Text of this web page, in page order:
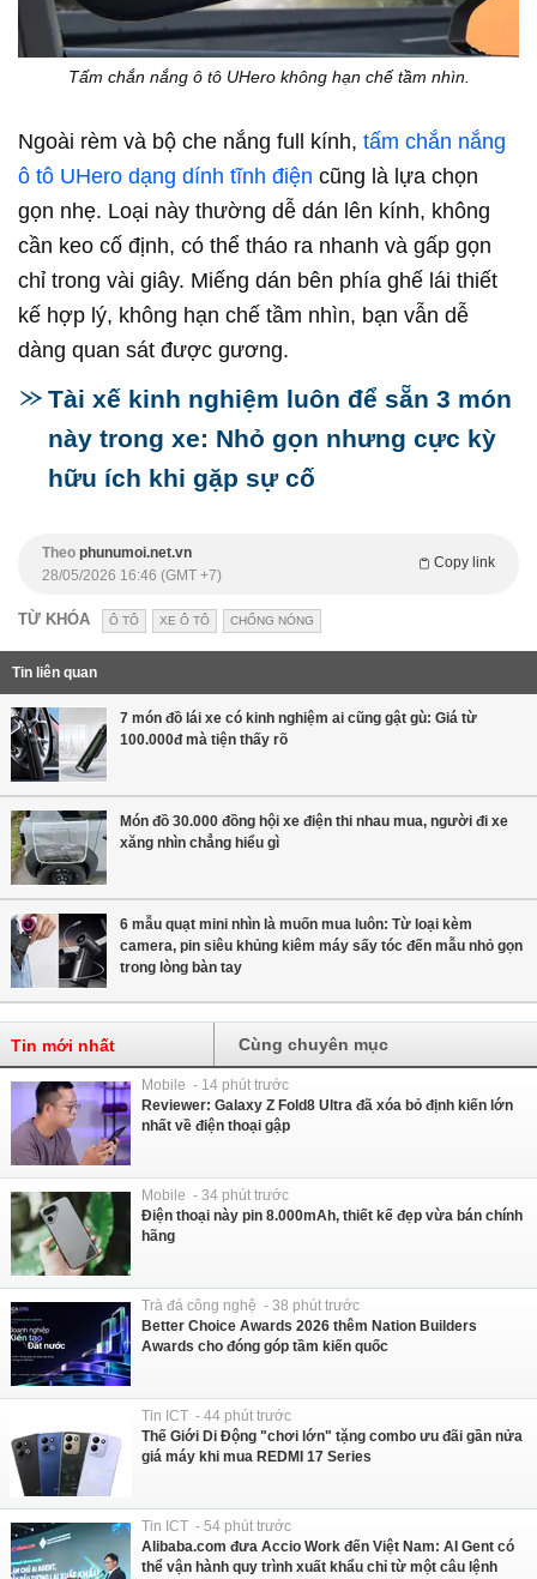
Tấm chắn nắng ô tô UHero không hạn chế tầm nhìn.
Ngoài rèm và bộ che nắng full kính, tấm chắn nắng
ô tô UHero dạng dính tĩnh điện cũng là lựa chọn
gọn nhẹ. Loại này thường dễ dán lên kính, không
cần keo cố định, có thể tháo ra nhanh và gấp gọn
chỉ trong vài giây. Miếng dán bên phía ghế lái thiết
kế hợp lý, không hạn chế tầm nhìn, bạn vẫn dễ
dàng quan sát được gương.
Tài xế kinh nghiệm luôn để sẵn 3 món
này trong xe: Nhỏ gọn nhưng cực kỳ
hữu ích khi gặp sự cố
Theo phunumoi.net.vn
Copy link
28/05/2026 16:46 (GMT +7)
TỪ KHÓA Ô TÔ XE Ô TÔ CHỐNG NÓNG
Tin liên quan
7 món đồ lái xe có kinh nghiệm ai cũng gật gù: Giá từ
100.000đ mà tiện thấy rõ
Món đồ 30.000 đồng hội xe điện thi nhau mua, người đi xe
xăng nhìn chẳng hiểu gì
6 mẫu quạt mini nhìn là muốn mua luôn: Từ loại kèm
camera, pin siêu khủng kiêm máy sấy tóc đến mẫu nhỏ gọn
trong lòng bàn tay
Tin mới nhất Cùng chuyên mục
Mobile - 14 phút trước
Reviewer: Galaxy Z Fold8 Ultra đã xóa bỏ định kiến lớn
nhất về điện thoại gập
Mobile - 34 phút trước
Điện thoại này pin 8.000mAh, thiết kế đẹp vừa bán chính
hãng
Trà đá công nghệ - 38 phút trước
Better Choice Awards 2026 thêm Nation Builders
Awards cho đóng góp tầm kiến quốc
Tin ICT - 44 phút trước
Thế Giới Di Động "chơi lớn" tặng combo ưu đãi gần nửa
giá máy khi mua REDMI 17 Series
Tin ICT - 54 phút trước
Alibaba.com đưa Accio Work đến Việt Nam: AI Gent có
thể vận hành quy trình xuất khẩu chỉ từ một câu lệnh